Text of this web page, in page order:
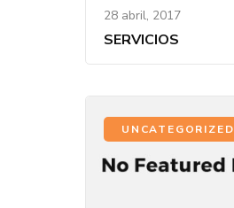
28 abril, 2017
SERVICIOS
UNCATEGORIZED